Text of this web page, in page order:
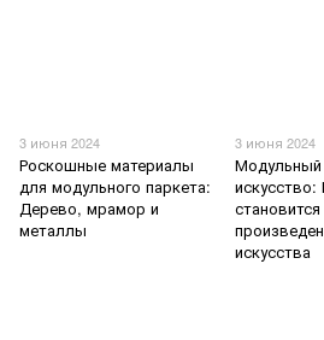
3 июня 2024
Роскошные материалы
для модульного паркета:
Дерево, мрамор и
металлы
3 июня 2024
Модульный
становится
искусства